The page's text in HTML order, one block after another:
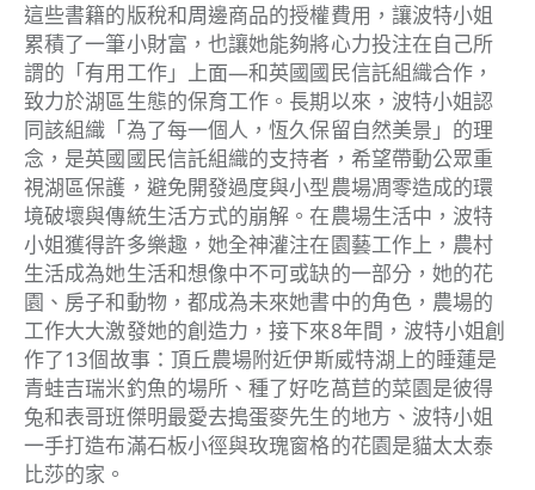
這些書籍的版稅和周邊商品的授權費用，讓波特小姐
累積了一筆小財富，也讓她能夠將心力投注在自己所
謂的「有用工作」上面—和英國國民信託組織合作，
致力於湖區生態的保育工作。長期以來，波特小姐認
同該組織「為了每一個人，恆久保留自然美景」的理
念，是英國國民信託組織的支持者，希望帶動公眾重
視湖區保護，避免開發過度與小型農場凋零造成的環
境破壞與傳統生活方式的崩解。在農場生活中，波特
小姐獲得許多樂趣，她全神灌注在園藝工作上，農村
生活成為她生活和想像中不可或缺的一部分，她的花
園、房子和動物，都成為未來她書中的角色，農場的
工作大大激發她的創造力，接下來8年間，波特小姐創
作了13個故事：頂丘農場附近伊斯威特湖上的睡蓮是
青蛙吉瑞米釣魚的場所、種了好吃萵苣的菜園是彼得
兔和表哥班傑明最愛去搗蛋麥先生的地方、波特小姐
一手打造布滿石板小徑與玫瑰窗格的花園是貓太太泰
比莎的家。